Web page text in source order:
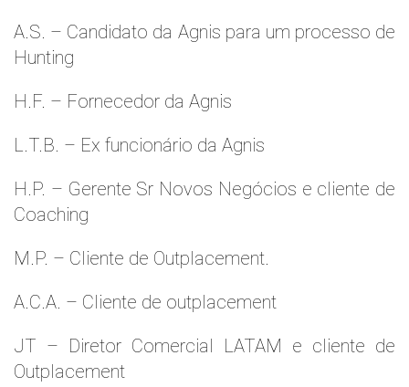
A.S. – Candidato da Agnis para um processo de
Hunting
H.F. – Fornecedor da Agnis
L.T.B. – Ex funcionário da Agnis
H.P. – Gerente Sr Novos Negócios e cliente de
Coaching
M.P. – Cliente de Outplacement.
A.C.A. – Cliente de outplacement
JT – Diretor Comercial LATAM e cliente de
Outplacement